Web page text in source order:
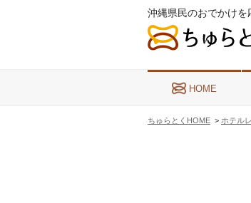
沖縄県民のおでかけを
HOME
ちゅらとくHOME > ホテル